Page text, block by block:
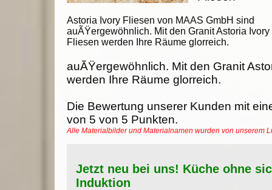
Astoria Ivory Fliesen von MAAS GmbH sind
auÃŸergewöhnlich. Mit den Granit Astoria Ivory
Fliesen werden Ihre Räume glorreich.
auÃŸergewöhnlich. Mit den Granit
werden Ihre Räume glorreich.
Die Bewertung unserer Kunden mit
von 5 von 5 Punkten.
Alle Materialbilder und Materialnamen wurden von unserem
Jetzt neu bei uns! Küche ohne
Induktion